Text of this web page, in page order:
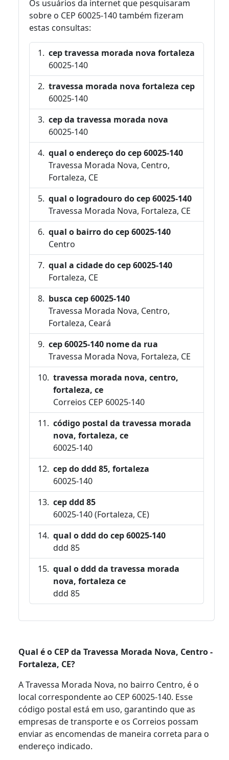
Os usuários da internet que pesquisaram
sobre o CEP 60025-140 também fizeram
estas consultas:
cep travessa morada nova fortaleza
60025-140
travessa morada nova fortaleza cep
60025-140
cep da travessa morada nova
60025-140
qual o endereço do cep 60025-140
Travessa Morada Nova, Centro,
Fortaleza, CE
qual o logradouro do cep 60025-140
Travessa Morada Nova, Fortaleza, CE
qual o bairro do cep 60025-140
Centro
qual a cidade do cep 60025-140
Fortaleza, CE
busca cep 60025-140
Travessa Morada Nova, Centro,
Fortaleza, Ceará
cep 60025-140 nome da rua
Travessa Morada Nova, Fortaleza, CE
travessa morada nova, centro,
fortaleza, ce
Correios CEP 60025-140
código postal da travessa morada
nova, fortaleza, ce
60025-140
cep do ddd 85, fortaleza
60025-140
cep ddd 85
60025-140 (Fortaleza, CE)
qual o ddd do cep 60025-140
ddd 85
qual o ddd da travessa morada
nova, fortaleza ce
ddd 85
Qual é o CEP da Travessa Morada Nova, Centro -
Fortaleza, CE?
A Travessa Morada Nova, no bairro Centro, é o
local correspondente ao CEP 60025-140. Esse
código postal está em uso, garantindo que as
empresas de transporte e os Correios possam
enviar as encomendas de maneira correta para o
endereço indicado.